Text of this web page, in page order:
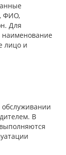
ФИО,
Для
лицо и
В